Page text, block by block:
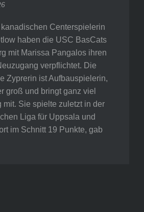
Centerspielerin
haben die USC BasCats
mit Marissa Pangalos ihren
verpflichtet. Die
Zyprerin ist Aufbauspielerin,
groß und bringt ganz viel
mit. Sie spielte zuletzt in der
Liga für Uppsala und
im Schnitt 19 Punkte, gab